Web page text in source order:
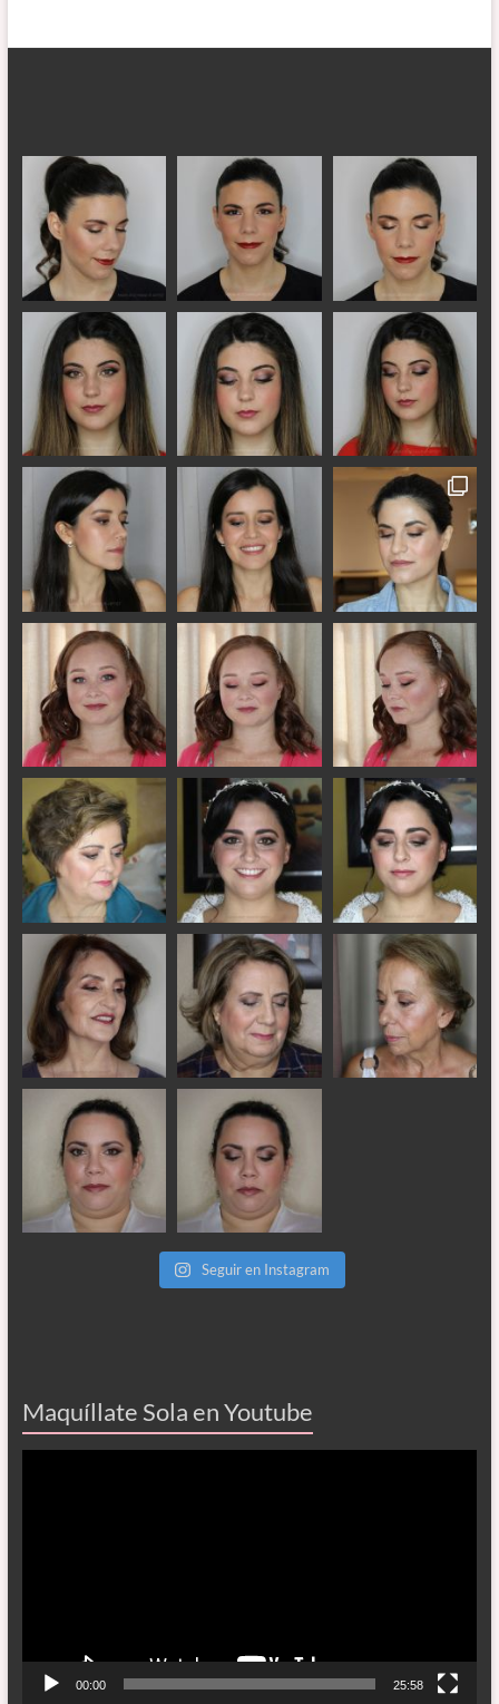
Seguir en Instagram
Maquíllate Sola en Youtube
00:00 25:58